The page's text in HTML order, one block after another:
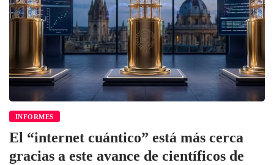
INFORMES
El “internet cuántico” está más cerca
gracias a este avance de científicos de